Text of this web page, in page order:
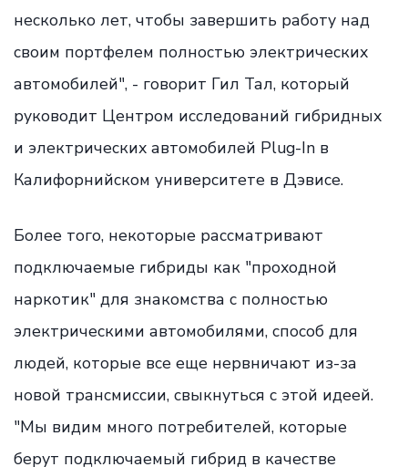
несколько лет, чтобы завершить работу над
своим портфелем полностью электрических
автомобилей", - говорит Гил Тал, который
руководит Центром исследований гибридных
и электрических автомобилей Plug-In в
Калифорнийском университете в Дэвисе.
Более того, некоторые рассматривают
подключаемые гибриды как "проходной
наркотик" для знакомства с полностью
электрическими автомобилями, способ для
людей, которые все еще нервничают из-за
новой трансмиссии, свыкнуться с этой идеей.
"Мы видим много потребителей, которые
берут подключаемый гибрид в качестве